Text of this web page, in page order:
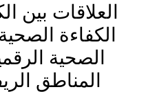
العلاقات بين
الكفاءة
الصحية
المناطق